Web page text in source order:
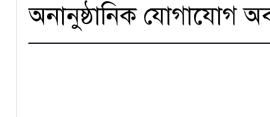
অনানুষ্ঠানিক যোগাযোগ